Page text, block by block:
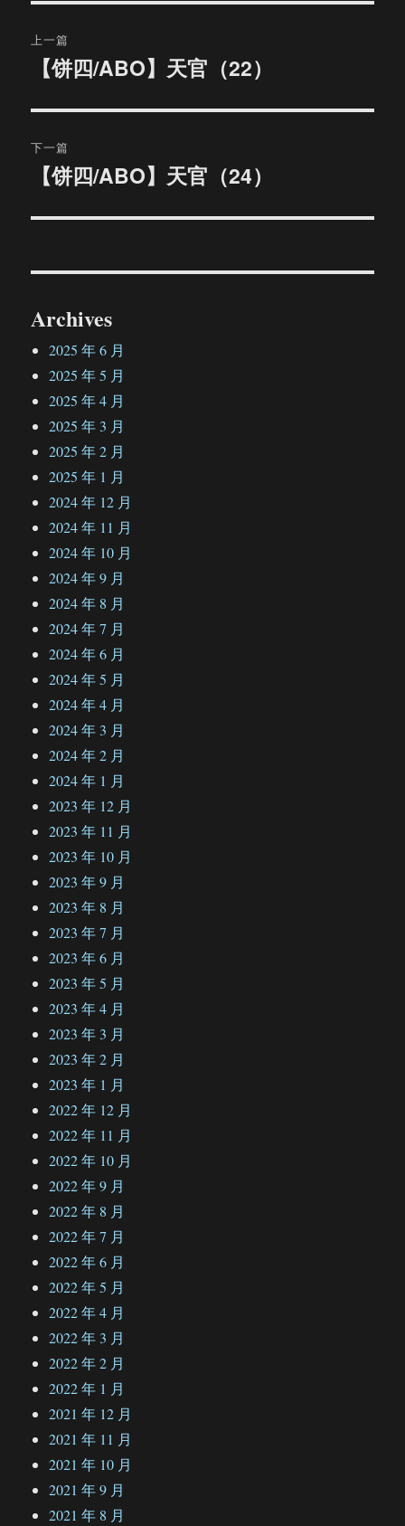
章
航
上一篇
文
章：
【饼四/ABO】天官（22）
下一篇
文
【饼四/ABO】天官（24）
Archives
2025 年 6 月
2025 年 5 月
2025 年 4 月
2025 年 3 月
2025 年 2 月
2025 年 1 月
2024 年 12 月
2024 年 11 月
2024 年 10 月
2024 年 9 月
2024 年 8 月
2024 年 7 月
2024 年 6 月
2024 年 5 月
2024 年 4 月
2024 年 3 月
2024 年 2 月
2024 年 1 月
2023 年 12 月
2023 年 11 月
2023 年 10 月
2023 年 9 月
2023 年 8 月
2023 年 7 月
2023 年 6 月
2023 年 5 月
2023 年 4 月
2023 年 3 月
2023 年 2 月
2023 年 1 月
2022 年 12 月
2022 年 11 月
2022 年 10 月
2022 年 9 月
2022 年 8 月
2022 年 7 月
2022 年 6 月
2022 年 5 月
2022 年 4 月
2022 年 3 月
2022 年 2 月
2022 年 1 月
2021 年 12 月
2021 年 11 月
2021 年 10 月
2021 年 9 月
2021 年 8 月